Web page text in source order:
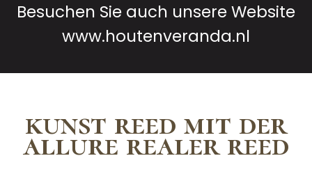
Besuchen Sie auch unsere Website
www.houtenveranda.nl
kunst reed mit der
allure realer reed